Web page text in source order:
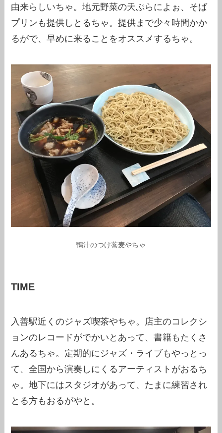
由来らしいちゃ。地元野菜の天ぷらによぉ、そば
プリンも提供しとるちゃ。提供まで少々時間かか
るがで、早めに来ることをオススメするちゃ。
鴨汁のつけ蕎麦やちゃ
TIME
入善駅近くのジャズ喫茶やちゃ。店主のコレクシ
ョンのレコードがでかいとあって、書籍もたくさ
んあるちゃ。定期的にジャズ・ライブもやっとっ
て、全国から演奏しにくるアーティストがおるち
ゃ。地下にはスタジオがあって、たまに練習され
とる方もおるがやと。